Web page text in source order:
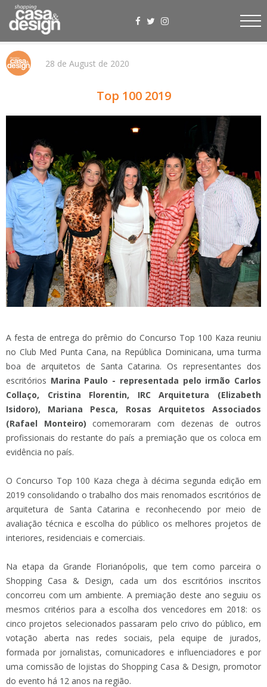
28 de August de 2020
Top 100 2019
A festa de entrega do prêmio do Concurso Top 100 Kaza reuniu
no Club Med Punta Cana, na República Dominicana, uma turma
boa de arquitetos de Santa Catarina. Os representantes dos
escritórios Marina Paulo - representada pelo irmão Carlos
Collaço, Cristina Florentin,
IRC Arquitetura (Elizabeth
Isidoro), Mariana Pesca, Rosas Arquitetos Associados
(Rafael Monteiro) comemoraram com dezenas de outros
profissionais do restante do país a premiação que os coloca em
evidência no país.
O Concurso Top 100 Kaza chega à décima segunda edição em
2019 consolidando o trabalho dos mais renomados escritórios de
arquitetura de Santa Catarina e reconhecendo por meio de
avaliação técnica e escolha do público os melhores projetos de
interiores, residenciais e comerciais.
Na etapa da Grande Florianópolis, que tem como parceira o
Shopping Casa & Design, cada um dos escritórios inscritos
concorreu com um ambiente. A premiação deste ano seguiu os
mesmos critérios para a escolha dos vencedores em 2018: os
cinco projetos selecionados passaram pelo crivo do público, em
votação aberta nas redes sociais, pela equipe de jurados,
formada por jornalistas, comunicadores e influenciadores e por
uma comissão de lojistas do Shopping Casa & Design, promotor
do evento há 12 anos na região.